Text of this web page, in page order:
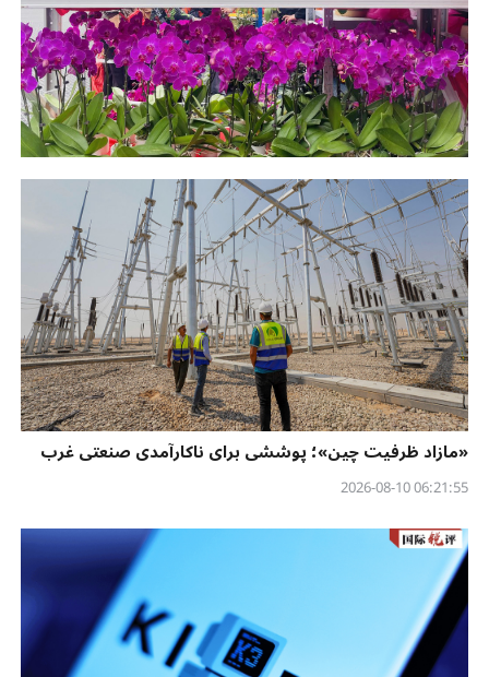
«مازاد ظرفیت چین»؛ پوششی برای ناکارآمدی صنعتی غرب
06:21:55 2026-08-10